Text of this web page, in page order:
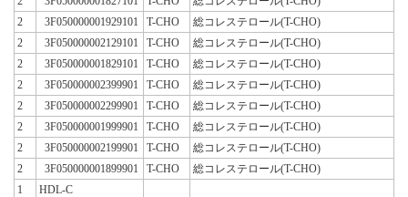
2
3F050000001929101 T-CHO
総コレステロール(T-CHO)
2
3F050000002129101 T-CHO
総コレステロール(T-CHO)
2
3F050000001829101 T-CHO
総コレステロール(T-CHO)
2
3F050000002399901 T-CHO
総コレステロール(T-CHO)
2
3F050000002299901 T-CHO
総コレステロール(T-CHO)
2
3F050000001999901 T-CHO
総コレステロール(T-CHO)
2
3F050000002199901 T-CHO
総コレステロール(T-CHO)
2
3F050000001899901 T-CHO
総コレステロール(T-CHO)
1
HDL-C